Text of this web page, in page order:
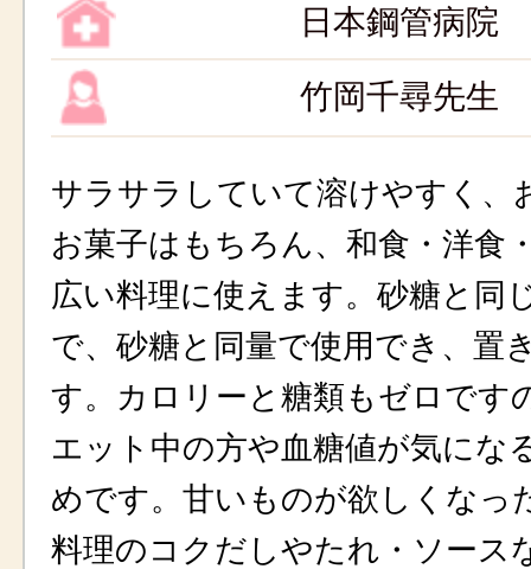
日本鋼管病院
竹岡千尋先生
サラサラしていて溶けやすく、
お菓子はもちろん、和食・洋食
広い料理に使えます。砂糖と同
で、砂糖と同量で使用でき、置
す。カロリーと糖類もゼロです
エット中の方や血糖値が気にな
めです。甘いものが欲しくなっ
料理のコクだしやたれ・ソース